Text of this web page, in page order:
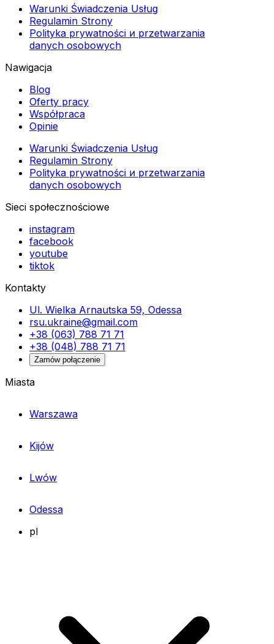
Warunki Świadczenia Usług
Regulamin Strony
Polityka prywatności и przetwarzania
danych osobowych
Nawigacja
Blog
Oferty pracy
Współpraca
Opinie
Warunki Świadczenia Usług
Regulamin Strony
Polityka prywatności и przetwarzania
danych osobowych
Sieci społecznościowe
instagram
facebook
youtube
tiktok
Kontakty
Ul. Wielka Arnautska 59, Odessa
rsu.ukraine@gmail.com
+38 (063) 788 71 71
+38 (048) 788 71 71
Zamów połączenie
Miasta
Warszawa
Kijów
Lwów
Odessa
pl